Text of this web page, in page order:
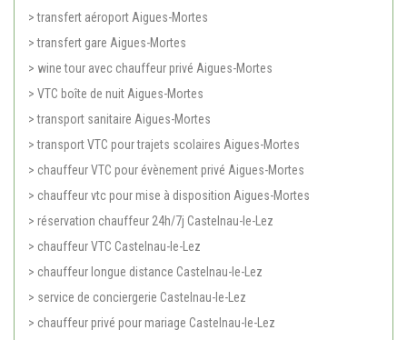
> transfert aéroport Aigues-Mortes
> transfert gare Aigues-Mortes
> wine tour avec chauffeur privé Aigues-Mortes
> VTC boîte de nuit Aigues-Mortes
> transport sanitaire Aigues-Mortes
> transport VTC pour trajets scolaires Aigues-Mortes
> chauffeur VTC pour évènement privé Aigues-Mortes
> chauffeur vtc pour mise à disposition Aigues-Mortes
> réservation chauffeur 24h/7j Castelnau-le-Lez
> chauffeur VTC Castelnau-le-Lez
> chauffeur longue distance Castelnau-le-Lez
> service de conciergerie Castelnau-le-Lez
> chauffeur privé pour mariage Castelnau-le-Lez